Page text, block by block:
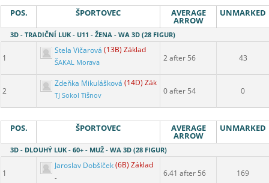
POS. ŠPORTOVEC AVERAGE
ARROW
UNMARKED
3D - TRADIČNÍ LUK - U11 - ŽENA - WA 3D (28 FIGUR)
1
Stela Vičarová (13B) Základ
ŠAKAL Morava 2 after 56 43
2
Zdeňka Mikulášková (14D) Základ
TJ Sokol Tišnov 0 after 54 0
POS. ŠPORTOVEC AVERAGE
ARROW
UNMARKED
3D - DLOUHÝ LUK - 60+ - MUŽ - WA 3D (28 FIGUR)
1
Jaroslav Dobšíček(6B) Základ
- 6.41 after 56 169